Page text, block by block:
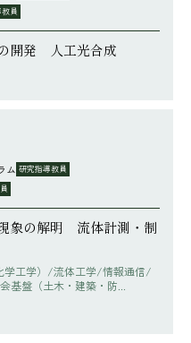
員
開発 人工光合成
ム 研究指導教員
象の解明 流体計測・制
学工学）/流体工学/情報通信/
基盤（土木・建築・防...